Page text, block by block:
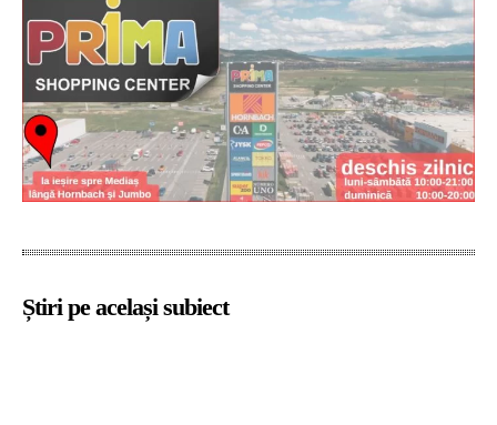
Știri pe același subiect